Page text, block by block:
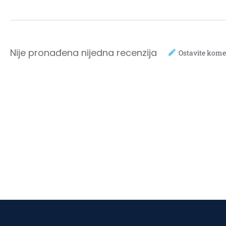
Nije pronađena nijedna recenzija Ostavite